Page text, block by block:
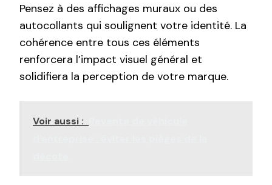
Pensez à des affichages muraux ou des
autocollants qui soulignent votre identité. La
cohérence entre tous ces éléments
renforcera l’impact visuel général et
solidifiera la perception de votre marque.
Voir aussi :